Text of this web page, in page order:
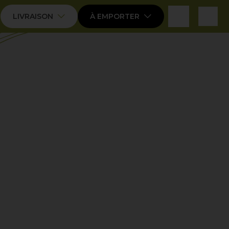
LIVRAISON expand_more À EMPORTER expand_more